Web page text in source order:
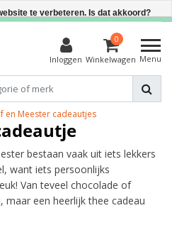
leverbaar
Inloggen
0
Winkelwagen Menu
en Meester cadeautjes
bestaan vaak uit iets lekkers
want iets persoonlijks
Van teveel chocolade of
maar een heerlijk thee cadeau
te verbeteren. Is dat akkoord?
cookies »